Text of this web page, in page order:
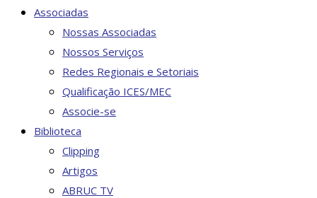
Associadas
Nossas Associadas
Nossos Serviços
Redes Regionais e Setoriais
Qualificação ICES/MEC
Associe-se
Biblioteca
Clipping
Artigos
ABRUC TV